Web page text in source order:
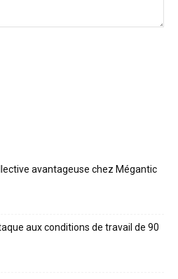
avantageuse chez Mégantic
aux conditions de travail de 90